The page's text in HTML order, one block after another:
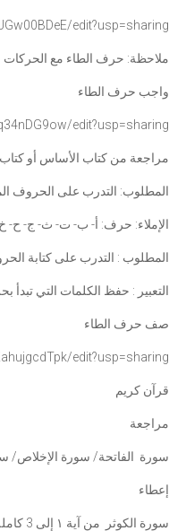
edit?usp=sharing
ملاحظة: حرف الطاء مع الحركات
واجب حرف الطاء
/edit?usp=sharing
مراجعة من كتاب الأساس أو كتاب
المطلوب: التدرب على
الإملاء: حرف: أ- ب- ت- ث- ج-
المطلوب : التدرب على كتابة
التعبير : حفظ الكلمات التي تبدأ
صف حرف الطاء
hujgcdTpk/edit?usp=sharing
قرآن كريم
مراجعة
سورة الفاتحة/ سورة الإخلاص/
إعطاء
سورة الكوثر من آية ١ إلى 3 كاملة